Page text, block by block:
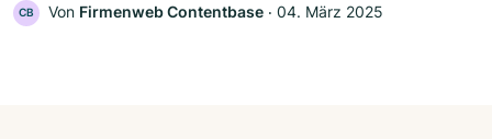
CB Von Firmenweb Contentbase ‧ 04. März 2025